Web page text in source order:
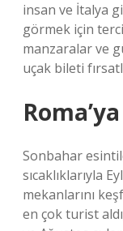
insan ve İtalya
görmek için
manzaralar ve
uçak bileti
Sonbahar
sıcaklıklarıyla
mekanlarını
en çok turist